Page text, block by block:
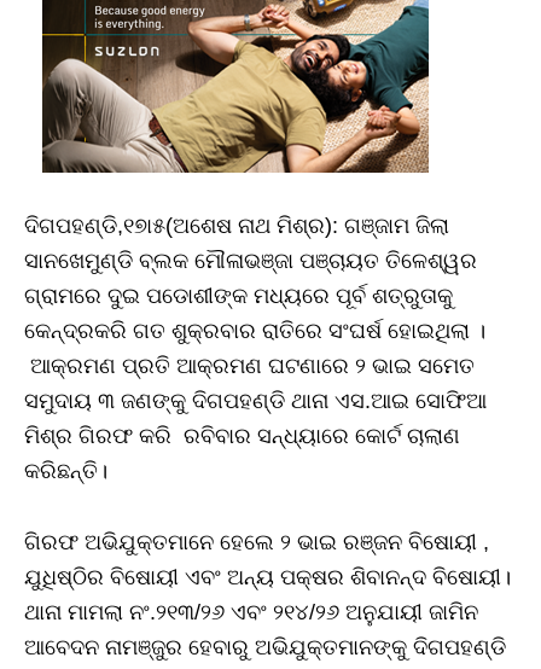
ଦିଗପହଣ୍ଡି,୧୭ା୫(ଅଶେଷ ନାଥ ମିଶ୍ର): ଗଞ୍ଜାମ ଜିଲା
ସାନଖେମୁଣ୍ଡି ବ୍ଲକ ମୌଳାଭଞ୍ଜା ପଞ୍ଚାୟତ ତିଳେଶ୍ୱର
ଗ୍ରାମରେ ଦୁଇ ପଡୋଶୀଙ୍କ ମଧ୍ୟରେ ପୂର୍ବ ଶତ୍ରୁତାକୁ
କେନ୍ଦ୍ରକରି ଗତ ଶୁକ୍ରବାର ରାତିରେ ସଂଘର୍ଷ ହୋଇଥିଲା ।
ଆକ୍ରମଣ ପ୍ରତି ଆକ୍ରମଣ ଘଟଣାରେ ୨ ଭାଇ ସମେତ
ସମୁଦାୟ ୩ ଜଣଙ୍କୁ ଦିଗପହଣ୍ଡି ଥାନା ଏସ.ଆଇ ସୋଫିଆ
ମିଶ୍ର ଗିରଫ କରି ରବିବାର ସନ୍ଧ୍ୟାରେ କୋର୍ଟ ଚାଲାଣ
କରିଛନ୍ତି।
ଗିରଫ ଅଭିଯୁକ୍ତମାନେ ହେଲେ ୨ ଭାଇ ରଞ୍ଜନ ବିଷୋୟୀ ,
ଯୁଧିଷ୍ଠିର ବିଷୋୟୀ ଏବଂ ଅନ୍ୟ ପକ୍ଷର ଶିବାନନ୍ଦ ବିଷୋୟୀ।
ଥାନା ମାମଲା ନଂ.୨୧୩/୨୬ ଏବଂ ୨୧୪/୨୬ ଅନୁଯାୟୀ ଜାମିନ
ଆବେଦନ ନାମଞ୍ଜୁର ହେବାରୁ ଅଭିଯୁକ୍ତମାନଙ୍କୁ ଦିଗପହଣ୍ଡି